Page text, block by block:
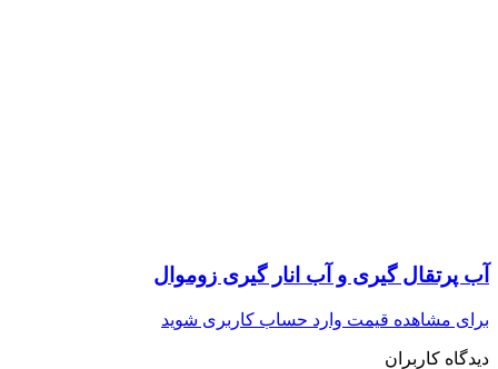
آب پرتقال گیری و آب انار گیری زوموال
برای مشاهده قیمت وارد حساب کاربری شوید
دیدگاه کاربران